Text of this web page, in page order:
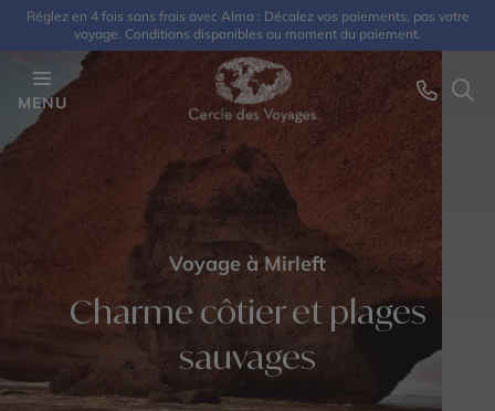
Réglez en 4 fois sans frais avec Alma : Décalez vos paiements, pas votre
voyage. Conditions disponibles au moment du paiement.
MENU
Voyage à Mirleft
Charme côtier et plages
sauvages